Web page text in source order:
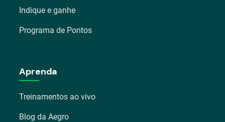
Indique e ganhe
Programa de Pontos
Aprenda
Treinamentos ao vivo
Blog da Aegro